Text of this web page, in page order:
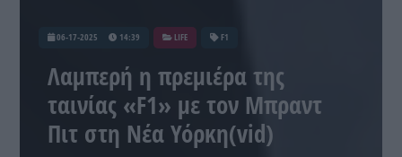
06-17-2025 14:39 LIFE F1
Λαμπερή η πρεμιέρα της
ταινίας «F1» με τον Μπραντ
Πιτ στη Νέα Υόρκη(vid)